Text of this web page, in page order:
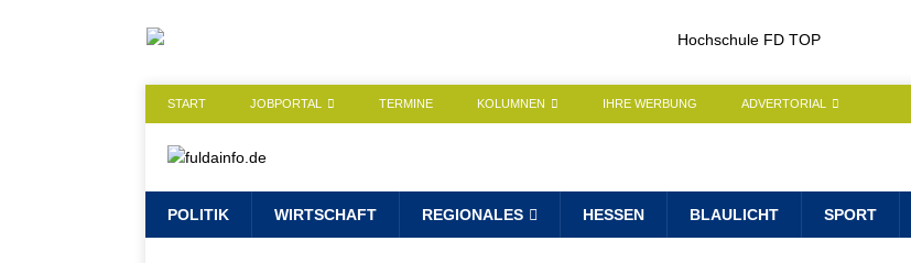
START JOBPORTAL TERMINE KOLUMNEN IHRE WERBUNG ADVERTORIAL
POLITIK WIRTSCHAFT REGIONALES HESSEN BLAULICHT SPORT